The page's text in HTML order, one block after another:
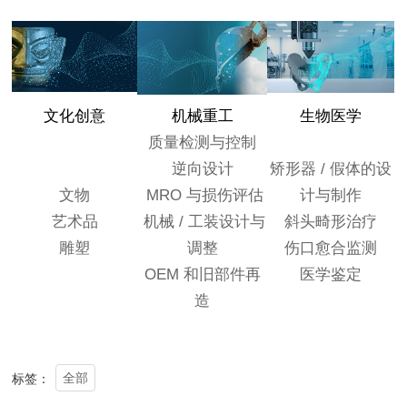
文化创意 机械重工 生物医学
文物
艺术品
雕塑
质量检测与控制
逆向设计
MRO 与损伤评估
机械 / 工装设计与
调整
OEM 和旧部件再
造
矫形器 / 假体的设
计与制作
斜头畸形治疗
伤口愈合监测
医学鉴定
标签： 全部